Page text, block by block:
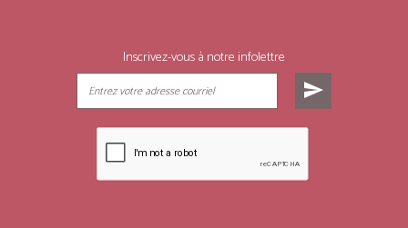
Inscrivez-vous à notre infolettre
send